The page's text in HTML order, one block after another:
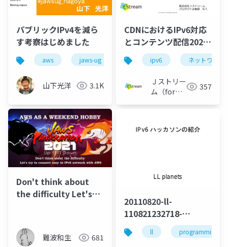
パブリックIPv4を減ら
す考察はじめました
aws jaws-ug
山下光洋 3.1K
CDNにおけるIPv6対応
とコンテンツ配信2022
～ CDN最新動向 ～
ipv6 ネットワーク
Ｊストリー
ム（for
357
Don't think about
the difficulty Let's
AWS
難波和生 681
20110820-ll-
110821232718-
phpapp02
ll programming